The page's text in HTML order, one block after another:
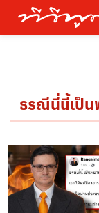
ธรณีนี่นี้เป็น